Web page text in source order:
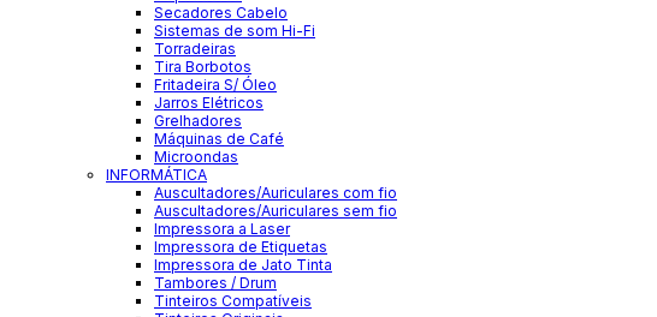
Secadores Cabelo
Sistemas de som Hi-Fi
Torradeiras
Tira Borbotos
Fritadeira S/ Óleo
Jarros Elétricos
Grelhadores
Máquinas de Café
Microondas
INFORMÁTICA
Auscultadores/Auriculares com fio
Auscultadores/Auriculares sem fio
Impressora a Laser
Impressora de Etiquetas
Impressora de Jato Tinta
Tambores / Drum
Tinteiros Compatíveis